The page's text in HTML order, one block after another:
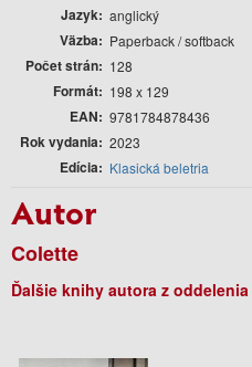
Jazyk anglický
Väzba Paperback / softback
Počet strán 128
Formát 198 x 129
EAN 9781784878436
Rok vydania 2023
Edícia Klasická beletria
Autor
Colette
Ďalšie knihy autora z oddelenia